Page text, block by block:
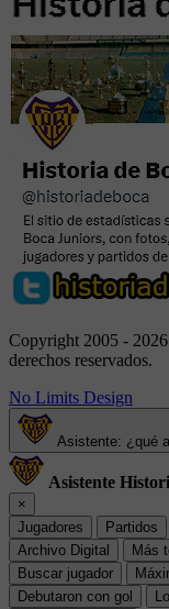
Copyright 2005 -
derechos reservados.
No Limits Design
Asistente: ¿qué
Asistente
×
Jugadores
Partidos
Archivo Digital
Más
Buscar jugador
Debutaron con gol